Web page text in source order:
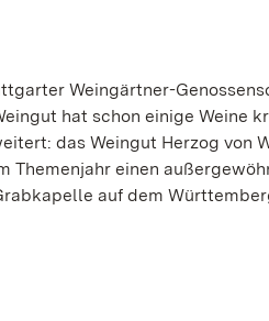
Weingärtner-
hat schon einige Weine
das Weingut Herzog von
einen
auf dem